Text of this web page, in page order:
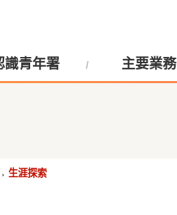
識青年署 主要業務
生涯探索